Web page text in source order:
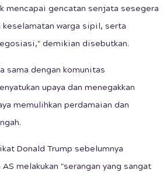
mencapai gencatan senjata sesegera
warga sipil, serta
demikian disebutkan.
sama dengan komunitas
upaya dan menegakkan
memulihkan perdamaian dan
Donald Trump sebelumnya
melakukan "serangan yang sangat